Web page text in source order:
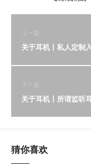
上一篇
关于耳机丨私人定制
下一篇
关于耳机丨所谓监听
猜你喜欢